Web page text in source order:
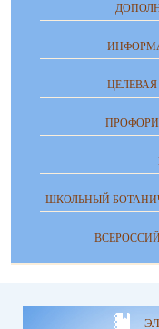
ШКОЛЬНЫЙ